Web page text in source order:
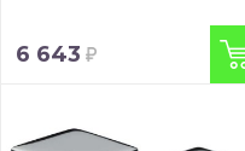
6 643